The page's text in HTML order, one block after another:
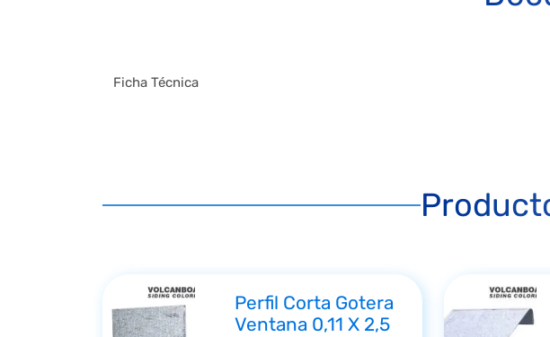
Ficha Técnica
Perfil Corta Gotera
Ventana 0,11 X 2,5